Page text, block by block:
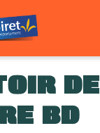
DE
BD